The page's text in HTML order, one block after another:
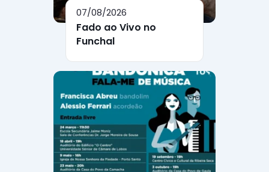
07/08/2026
Fado ao Vivo no
Funchal